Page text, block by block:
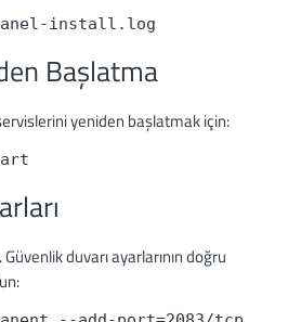
install.log
Başlatma
yeniden başlatmak için:
duvarı ayarlarının doğru